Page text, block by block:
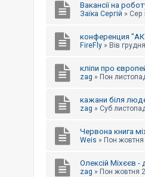
Вакансії на
Заїка Сергій » Сер
конференция
FireFly » Вів
кліпи про
zag » Пон
кажани біля
zag » Суб
Червона книга
Weis » Пон
Олексій Міхєєв -
zag » Пон жовтня